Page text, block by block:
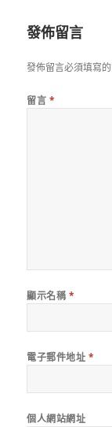
發佈留言
發佈留言必須填寫
留言 *
顯示名稱 *
電子郵件地址 *
個人網站網址